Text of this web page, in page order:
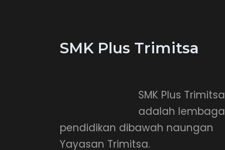
SMK Plus Trimitsa
SMK Plus Trimitsa
adalah lembaga
pendidikan dibawah naungan
Yayasan Trimitsa.